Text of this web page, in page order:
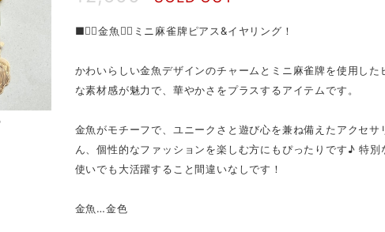
■❁⃘金魚❁⃘ミニ麻雀牌ピアス&イヤリング！
かわいらしい金魚デザインのチャームとミニ麻雀牌を使用した
な素材感が魅力で、華やかさをプラスするアイテムです。
金魚がモチーフで、ユニークさと遊び心を兼ね備えたアクセサ
ん、個性的なファッションを楽しむ方にもぴったりです♪ 特
使いでも大活躍すること間違いなしです！
金魚…金色